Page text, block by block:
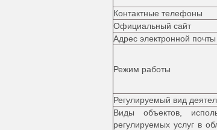
Контактные телефоны
Официальный сайт
Адрес электронной почты
Режим работы
Регулируемый вид
Виды объектов,
регулируемых услуг в